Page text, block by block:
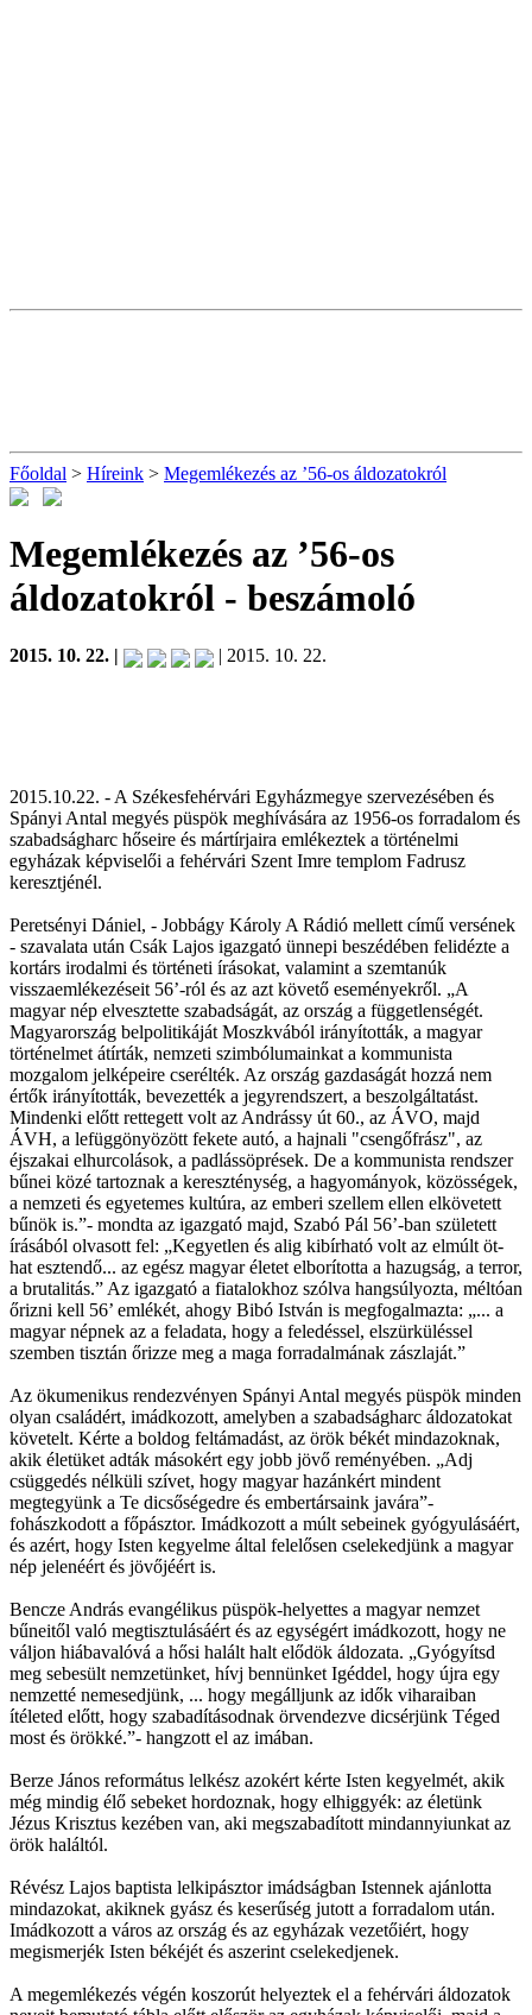
Főoldal > Híreink > Megemlékezés az ’56-os áldozatokról
Megemlékezés az ’56-os
áldozatokról - beszámoló
2015. 10. 22. | | 2015. 10. 22.
2015.10.22. - A Székesfehérvári Egyházmegye szervezésében és
Spányi Antal megyés püspök meghívására az 1956-os forradalom és
szabadságharc hőseire és mártírjaira emlékeztek a történelmi
egyházak képviselői a fehérvári Szent Imre templom Fadrusz
keresztjénél.
Peretsényi Dániel, - Jobbágy Károly A Rádió mellett című versének
- szavalata után Csák Lajos igazgató ünnepi beszédében felidézte a
kortárs irodalmi és történeti írásokat, valamint a szemtanúk
visszaemlékezéseit 56’-ról és az azt követő eseményekről. „A
magyar nép elvesztette szabadságát, az ország a függetlenségét.
Magyarország belpolitikáját Moszkvából irányították, a magyar
történelmet átírták, nemzeti szimbólumainkat a kommunista
mozgalom jelképeire cserélték. Az ország gazdaságát hozzá nem
értők irányították, bevezették a jegyrendszert, a beszolgáltatást.
Mindenki előtt rettegett volt az Andrássy út 60., az ÁVO, majd
ÁVH, a lefüggönyözött fekete autó, a hajnali "csengőfrász", az
éjszakai elhurcolások, a padlássöprések. De a kommunista rendszer
bűnei közé tartoznak a kereszténység, a hagyományok, közösségek,
a nemzeti és egyetemes kultúra, az emberi szellem ellen elkövetett
bűnök is.”- mondta az igazgató majd, Szabó Pál 56’-ban született
írásából olvasott fel: „Kegyetlen és alig kibírható volt az elmúlt öt-
hat esztendő... az egész magyar életet elborította a hazugság, a terror,
a brutalitás.” Az igazgató a fiatalokhoz szólva hangsúlyozta, méltóan
őrizni kell 56’ emlékét, ahogy Bibó István is megfogalmazta: „... a
magyar népnek az a feladata, hogy a feledéssel, elszürküléssel
szemben tisztán őrizze meg a maga forradalmának zászlaját.”
Az ökumenikus rendezvényen Spányi Antal megyés püspök minden
olyan családért, imádkozott, amelyben a szabadságharc áldozatokat
követelt. Kérte a boldog feltámadást, az örök békét mindazoknak,
akik életüket adták másokért egy jobb jövő reményében. „Adj
csüggedés nélküli szívet, hogy magyar hazánkért mindent
megtegyünk a Te dicsőségedre és embertársaink javára”-
fohászkodott a főpásztor. Imádkozott a múlt sebeinek gyógyulásáért,
és azért, hogy Isten kegyelme által felelősen cselekedjünk a magyar
nép jelenéért és jövőjéért is.
Bencze András evangélikus püspök-helyettes a magyar nemzet
bűneitől való megtisztulásáért és az egységért imádkozott, hogy ne
váljon hiábavalóvá a hősi halált halt elődök áldozata. „Gyógyítsd
meg sebesült nemzetünket, hívj bennünket Igéddel, hogy újra egy
nemzetté nemesedjünk, ... hogy megálljunk az idők viharaiban
ítéleted előtt, hogy szabadításodnak örvendezve dicsérjünk Téged
most és örökké.”- hangzott el az imában.
Berze János református lelkész azokért kérte Isten kegyelmét, akik
még mindig élő sebeket hordoznak, hogy elhiggyék: az életünk
Jézus Krisztus kezében van, aki megszabadított mindannyiunkat az
örök haláltól.
Révész Lajos baptista lelkipásztor imádságban Istennek ajánlotta
mindazokat, akiknek gyász és keserűség jutott a forradalom után.
Imádkozott a város az ország és az egyházak vezetőiért, hogy
megismerjék Isten békéjét és aszerint cselekedjenek.
A megemlékezés végén koszorút helyeztek el a fehérvári áldozatok